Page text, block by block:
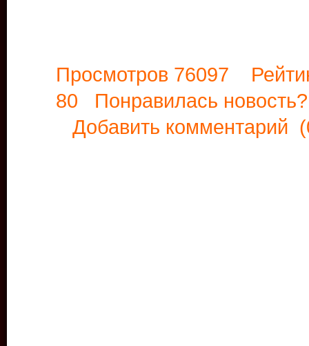
Просмотров 76097
80 Понравилась
Добавить комментарий